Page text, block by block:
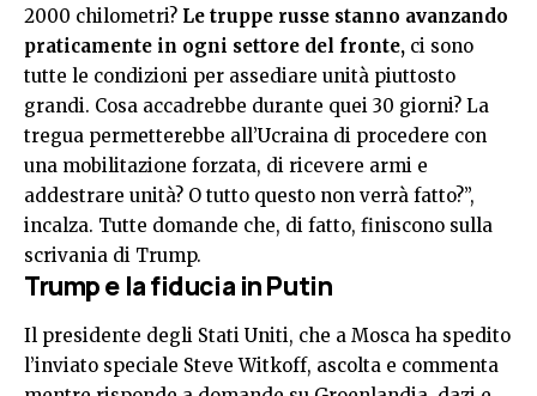
2000 chilometri? Le truppe russe stanno avanzando
praticamente in ogni settore del fronte, ci sono
tutte le condizioni per assediare unità piuttosto
grandi. Cosa accadrebbe durante quei 30 giorni? La
tregua permetterebbe all’Ucraina di procedere con
una mobilitazione forzata, di ricevere armi e
addestrare unità? O tutto questo non verrà fatto?”,
incalza. Tutte domande che, di fatto, finiscono sulla
scrivania di Trump.
Trump e la fiducia in Putin
Il presidente degli Stati Uniti, che a Mosca ha spedito
l’inviato speciale Steve Witkoff, ascolta e commenta